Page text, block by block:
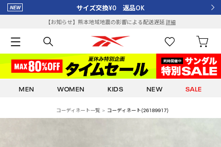
サイズ交換¥0 返品OK
【お知らせ】熊本地域地震の影響による配送遅延詳細
MEN WOMEN KIDS NEW SALE
コーディネート一覧 コーディネート(26189917)